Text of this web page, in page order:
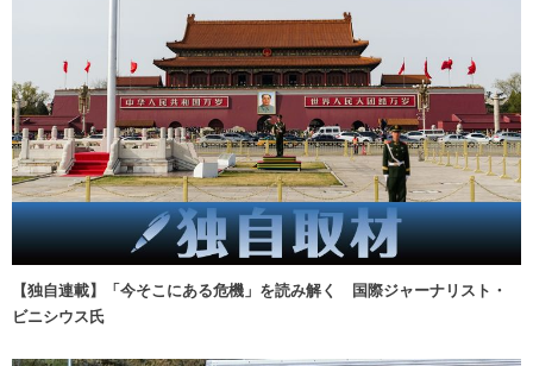
【独自連載】「今そこにある危機」を読み解く 国際ジャーナリスト・
ビニシウス氏